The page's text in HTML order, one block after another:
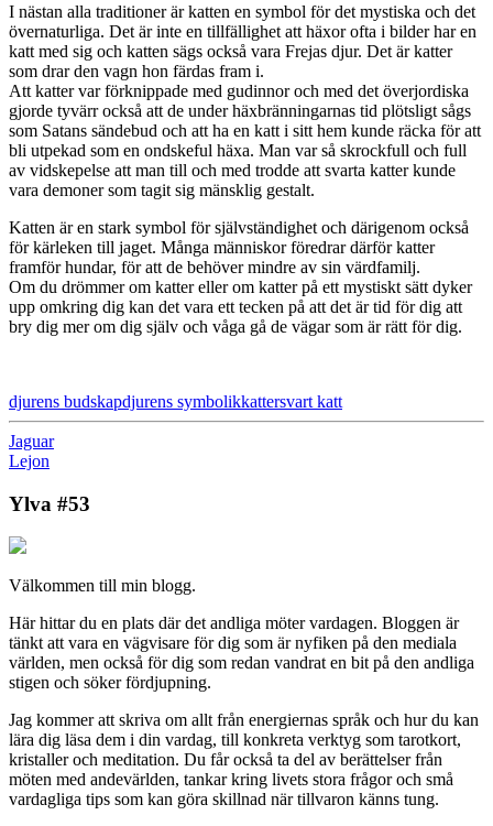
I nästan alla traditioner är katten en symbol för det mystiska och det
övernaturliga. Det är inte en tillfällighet att häxor ofta i bilder har en
katt med sig och katten sägs också vara Frejas djur. Det är katter
som drar den vagn hon färdas fram i.
Att katter var förknippade med gudinnor och med det överjordiska
gjorde tyvärr också att de under häxbränningarnas tid plötsligt sågs
som Satans sändebud och att ha en katt i sitt hem kunde räcka för att
bli utpekad som en ondskeful häxa. Man var så skrockfull och full
av vidskepelse att man till och med trodde att svarta katter kunde
vara demoner som tagit sig mänsklig gestalt.
Katten är en stark symbol för självständighet och därigenom också
för kärleken till jaget. Många människor föredrar därför katter
framför hundar, för att de behöver mindre av sin värdfamilj.
Om du drömmer om katter eller om katter på ett mystiskt sätt dyker
upp omkring dig kan det vara ett tecken på att det är tid för dig att
bry dig mer om dig själv och våga gå de vägar som är rätt för dig.
djurens budskapdjurens symbolikkattersvart katt
Jaguar
Lejon
Ylva #53
Välkommen till min blogg.
Här hittar du en plats där det andliga möter vardagen. Bloggen är
tänkt att vara en vägvisare för dig som är nyfiken på den mediala
världen, men också för dig som redan vandrat en bit på den andliga
stigen och söker fördjupning.
Jag kommer att skriva om allt från energiernas språk och hur du kan
lära dig läsa dem i din vardag, till konkreta verktyg som tarotkort,
kristaller och meditation. Du får också ta del av berättelser från
möten med andevärlden, tankar kring livets stora frågor och små
vardagliga tips som kan göra skillnad när tillvaron känns tung.